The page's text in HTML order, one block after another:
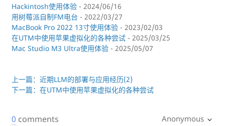
Hackintosh使用体验 - 2024/06/16
用树莓派自制FM电台 - 2022/03/27
MacBook Pro 2022 13寸使用体验 - 2023/02/03
在UTM中使用苹果虚拟化的各种尝试 - 2025/03/25
Mac Studio M3 Ultra使用体验 - 2025/05/07
上一篇：近期LLM的部署与应用经历(2)
下一篇：在UTM中使用苹果虚拟化的各种尝试
0 comments Anonymous